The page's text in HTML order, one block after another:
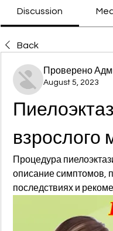
Discussion
Back
Проверено
August 5, 2023
взрослого
Процедура
описание симптомов,
последствиях и